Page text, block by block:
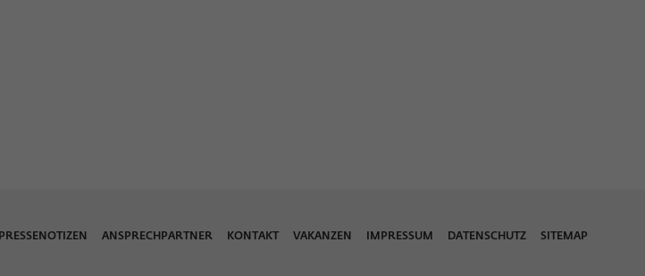
PRESSENOTIZEN ANSPRECHPARTNER KONTAKT VAKANZEN IMPRESSUM DATENSCHUTZ SITEMAP